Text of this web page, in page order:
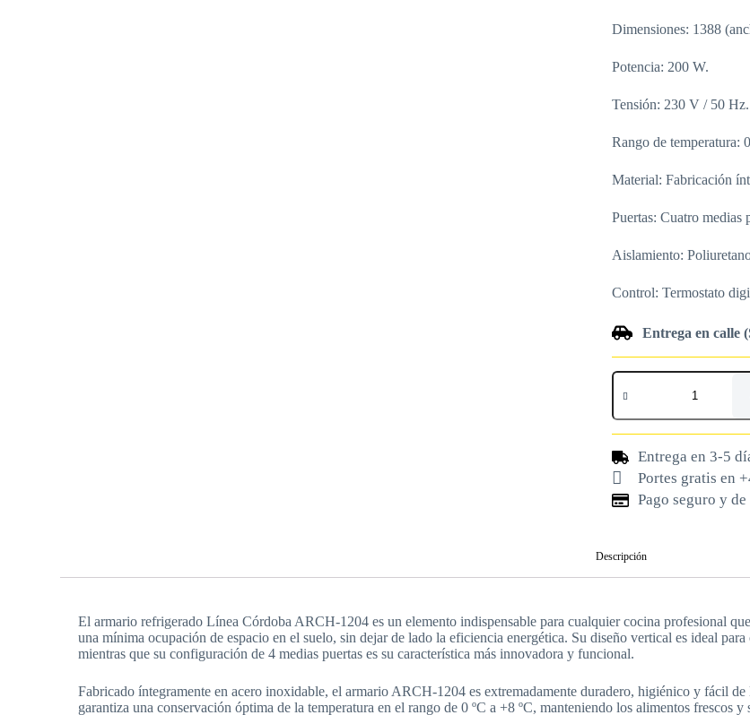
Dimensiones: 1388
Potencia: 200 W.
Tensión: 230 V / 50 Hz.
Rango de temperatura:
Material: Fabricación
Puertas: Cuatro medias
Aislamiento:
Control: Termostato
Entrega en calle
Entrega en 3-5
Portes gratis en
Pago seguro y
Descripción
El armario refrigerado Línea Córdoba ARCH-1204 es un elemento indispensable para cualquier cocina profesional
una mínima ocupación de espacio en el suelo, sin dejar de lado la eficiencia energética. Su diseño vertical es ideal
mientras que su configuración de 4 medias puertas es su característica más innovadora y funcional.
Fabricado íntegramente en acero inoxidable, el armario ARCH-1204 es extremadamente duradero, higiénico y fácil
garantiza una conservación óptima de la temperatura en el rango de 0 ºC a +8 ºC, manteniendo los alimentos frescos